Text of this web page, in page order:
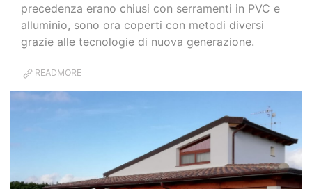
precedenza erano chiusi con serramenti in PVC e
alluminio, sono ora coperti con metodi diversi
grazie alle tecnologie di nuova generazione.
READMORE